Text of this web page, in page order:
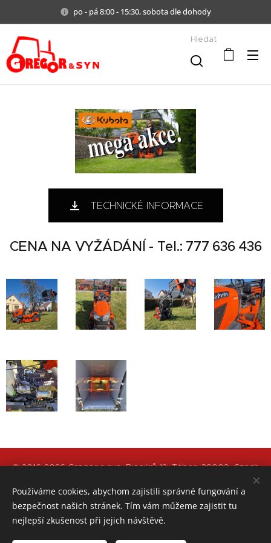
po - pá 8:00 - 15:30, sobota dle dohody
Hledat
TECHNICKÉ INFORMACE
CENA NA VYŽÁDÁNÍ - Tel.: 777 636 436
© 2016-2026 Gregor a syn, Pionýrů 12, Tábor, 39002, Czech
Obchodní podmínky|Reklamace zboží|Ochrana osobních
údajů - GDPR
Používáme cookies, abychom zajistili správné fungování a
bezpečnost našich stránek. Tím vám můžeme zajistit tu
nejlepší zkušenost při jejich návštěvě.